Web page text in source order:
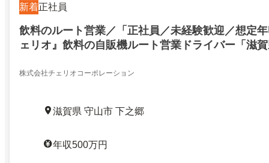
新着正社員
飲料のルート営業／「正社員／未経験歓迎／想定
ェリオ』飲料の自販機ルート営業ドライバー「滋
株式会社チェリオコーポレーション
滋賀県 守山市 下之郷
年収500万円